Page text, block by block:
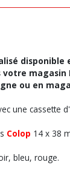
disponible
votre magasin
ou en
une cassette
Colop 14 x 38
bleu, rouge.